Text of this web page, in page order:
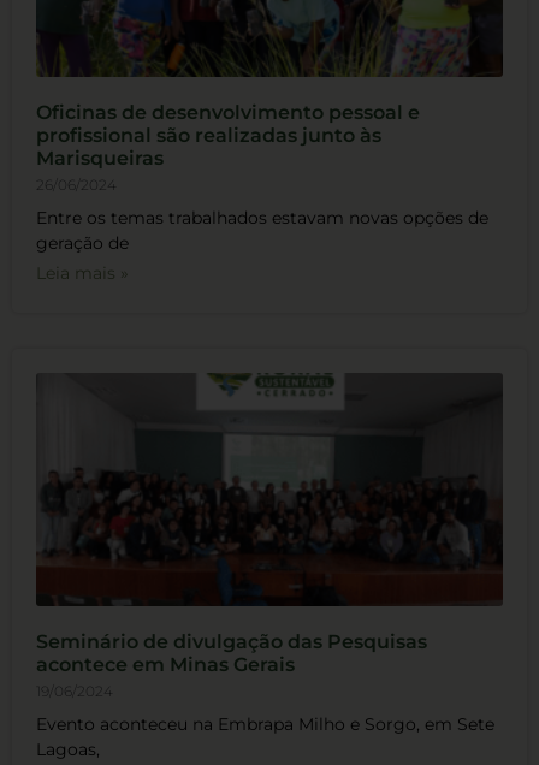
Oficinas de desenvolvimento pessoal e
profissional são realizadas junto às
Marisqueiras
26/06/2024
Entre os temas trabalhados estavam novas opções de
geração de
Leia mais »
Seminário de divulgação das Pesquisas
acontece em Minas Gerais
19/06/2024
Evento aconteceu na Embrapa Milho e Sorgo, em Sete
Lagoas,